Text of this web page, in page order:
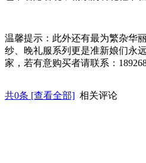
温馨提示：此外还有最为繁杂华
纱、晚礼服系列更是准新娘们永
家，若有意购买者请联系：
共0条 [查看全部] 相关评论